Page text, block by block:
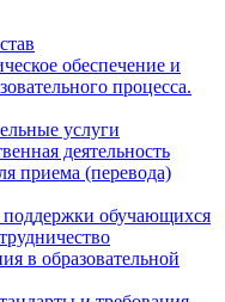
обеспечение и
процесса.
услуги
деятельность
приема (перевода)
обучающихся
в образовательной